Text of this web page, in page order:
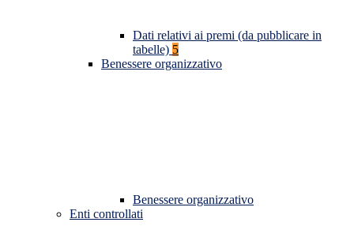
Dati relativi ai premi (da pubblicare in
tabelle) 5
Benessere organizzativo
Benessere organizzativo
Enti controllati